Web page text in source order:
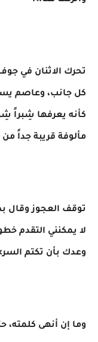
​تحرك الاثنان في
كل جانب، وعاصم
كأنه يعرفها شِبراً
مألوفة قريبة جداً
توقف العجوز وقال
لا يمكنني التقدم
وعدك بأن تكتم
​وما إن أنهى كلمته،